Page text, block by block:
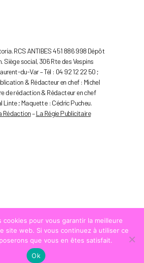
RCS ANTIBES 451 886 998 Dépôt
Siège social, 306 Rte des Vespins
du-Var – Tél : 04 92 12 22 50 ;
& Rédacteur en chef : Michel
de rédaction & Rédacteur en chef
Linte ; Maquette : Cédric Pucheu.
Rédaction–La Régie Publicitaire
© COPYRIGHTLA STRADA
cookies pour vous garantir la meilleure
site web. Si vous continuez à utiliser ce
que vous en êtes satisfait.
Ok